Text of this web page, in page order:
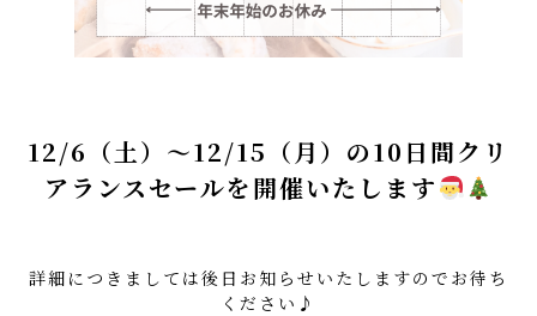
12/6（土）～12/15（月）の10日間クリ
アランスセールを開催いたします
詳細につきましては後日お知らせいたしますのでお待ち
ください♪